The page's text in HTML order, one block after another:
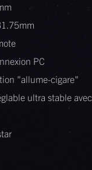
PC
"allume-cigare"
ultra stable